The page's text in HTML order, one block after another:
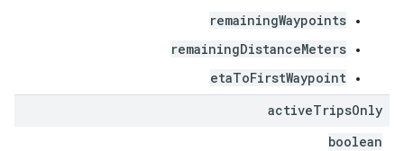
remainingWaypoints
remainingDistanceMeters
etaToFirstWaypoint
activeTripsOnly
boolean